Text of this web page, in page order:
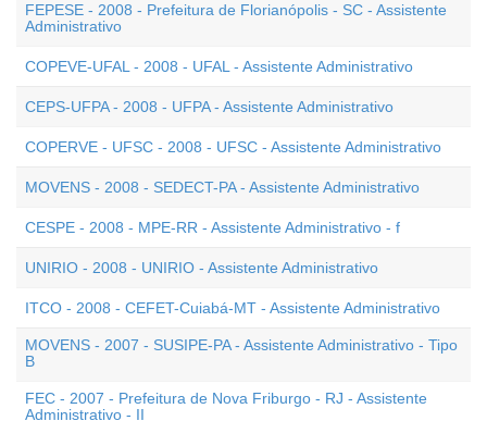
FEPESE - 2008 - Prefeitura de Florianópolis - SC - Assistente
Administrativo
COPEVE-UFAL - 2008 - UFAL - Assistente Administrativo
CEPS-UFPA - 2008 - UFPA - Assistente Administrativo
COPERVE - UFSC - 2008 - UFSC - Assistente Administrativo
MOVENS - 2008 - SEDECT-PA - Assistente Administrativo
CESPE - 2008 - MPE-RR - Assistente Administrativo - f
UNIRIO - 2008 - UNIRIO - Assistente Administrativo
ITCO - 2008 - CEFET-Cuiabá-MT - Assistente Administrativo
MOVENS - 2007 - SUSIPE-PA - Assistente Administrativo - Tipo
B
FEC - 2007 - Prefeitura de Nova Friburgo - RJ - Assistente
Administrativo - II